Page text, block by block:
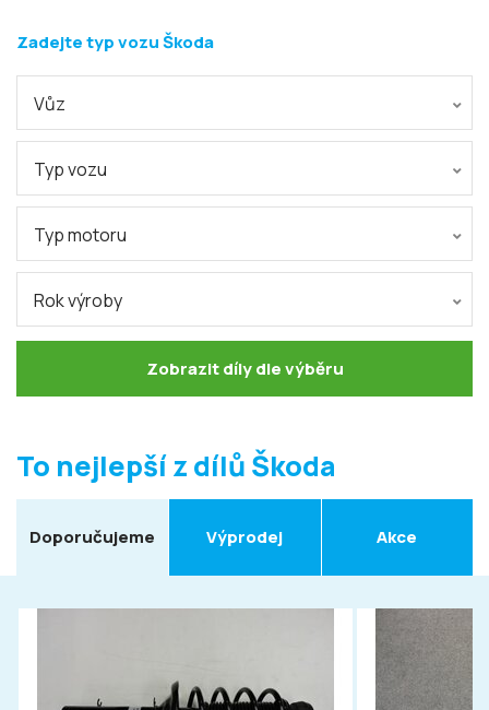
Zadejte typ vozu Škoda
Vůz
Typ vozu
Typ motoru
Rok výroby
Zobrazit díly dle výběru
To nejlepší z dílů Škoda
Doporučujeme Výprodej Akce